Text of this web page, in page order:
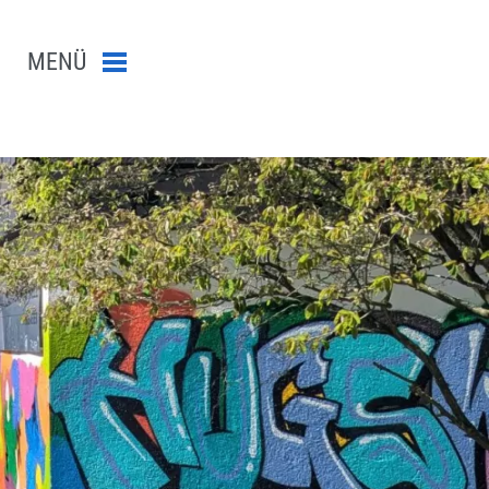
abschicken
MENÜ Menü schließen